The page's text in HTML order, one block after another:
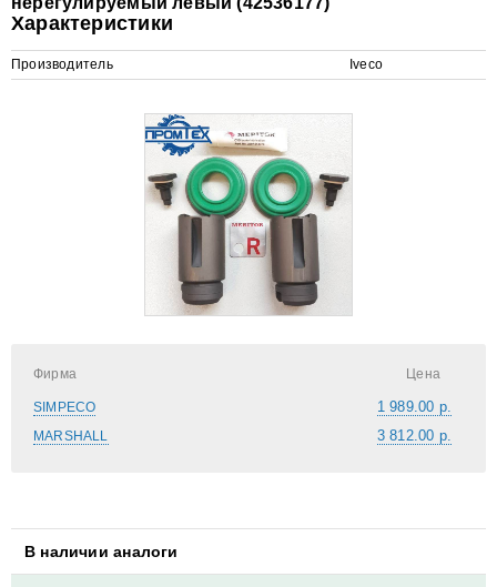
Характеристики
Производитель Iveco
Фирма Цена
SIMPECO 1 989.00 р.
MARSHALL 3 812.00 р.
В наличии аналоги